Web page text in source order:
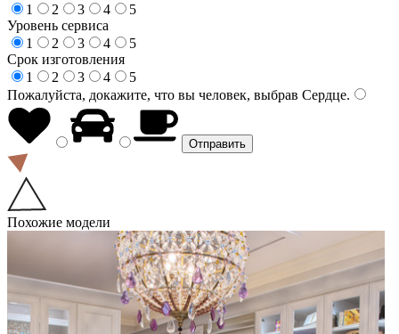
1
2 3 4
5
Уровень сервиса
1
2 3 4
5
Срок изготовления
1
2 3 4
5
Пожалуйста, докажите, что вы человек, выбрав Сердце.
Похожие модели